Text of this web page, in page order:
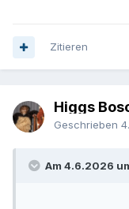
Zitieren
Higgs
Geschrieben
Am 4.6.2026